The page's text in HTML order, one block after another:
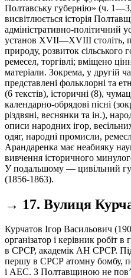
Полтавську губернію» (ч.
висвітлюється історія
адміністративно-політичний
установ XVII—XVIII століть,
природу, розвиток сільського
ремесел, торгівлі; вміщено
матеріали. Зокрема, у другій
представлені фольклорні та
(6 текстів), історичні (8),
календарно-обрядові пісні
різдвяні, веснянки та ін.),
описи народних ігор,
одяг, народні промисли,
Арандаренка має неабияку
вивчення історичного
У подальшому — цивільний
(1856-1863).
→ 17. Вулиця
Курчатов Ігор Васильович
організатор і керівник робіт в
в СРСР, академік АН СРСР.
першу в СРСР атомну бомбу,
і АЕС. З Полтавщиною не